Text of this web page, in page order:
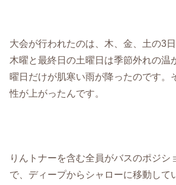
大会が行われたのは、木、金、土の3
木曜と最終日の土曜日は季節外れの温
曜日だけが肌寒い雨が降ったのです。
性が上がったんです。
りんトナーを含む全員がバスのポジシ
で、ディープからシャローに移動して